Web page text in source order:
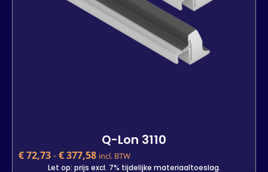
Q-Lon 3110
€72,73-€377,58 incl. BTW
Let op: prijs excl. 7% tijdelijke materiaaltoeslag.